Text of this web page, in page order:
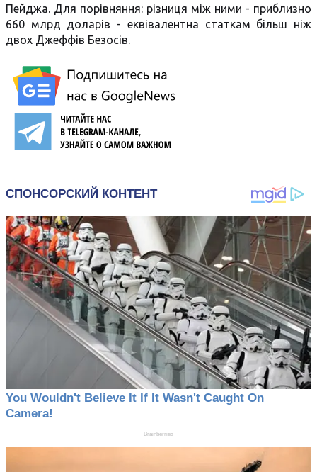
Пейджа. Для порівняння: різниця між ними - приблизно
660 млрд доларів - еквівалентна статкам більш ніж
двох Джеффів Безосів.